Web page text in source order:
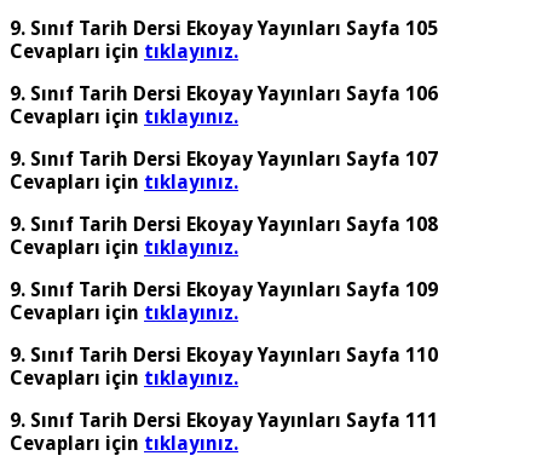
9. Sınıf Tarih Dersi Ekoyay Yayınları Sayfa 105
Cevapları için tıklayınız.
9. Sınıf Tarih Dersi Ekoyay Yayınları Sayfa 106
Cevapları için tıklayınız.
9. Sınıf Tarih Dersi Ekoyay Yayınları Sayfa 107
Cevapları için tıklayınız.
9. Sınıf Tarih Dersi Ekoyay Yayınları Sayfa 108
Cevapları için tıklayınız.
9. Sınıf Tarih Dersi Ekoyay Yayınları Sayfa 109
Cevapları için tıklayınız.
9. Sınıf Tarih Dersi Ekoyay Yayınları Sayfa 110
Cevapları için tıklayınız.
9. Sınıf Tarih Dersi Ekoyay Yayınları Sayfa 111
Cevapları için tıklayınız.